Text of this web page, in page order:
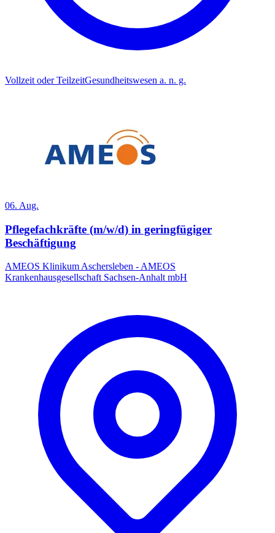
Vollzeit oder TeilzeitGesundheitswesen a. n. g.
06. Aug.
Pflegefachkräfte (m/w/d) in geringfügiger
Beschäftigung
AMEOS Klinikum Aschersleben - AMEOS
Krankenhausgesellschaft Sachsen-Anhalt mbH